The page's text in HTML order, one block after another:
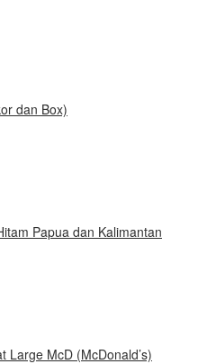
dan Box)
Papua dan Kalimantan
Large McD (McDonald’s)